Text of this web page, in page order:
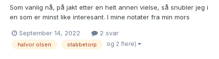
Som vanlig nå, på jakt etter en helt annen vielse, så snubler jeg i
en som er minst like interesant. I mine notater fra min mors
hva det står. Brukslenke for sidevisning:
https://www.digitalarkivet.no/kb20061013050449...
September 14, 2022 2 svar
halvor olsen stabbetorp og 2 flere)